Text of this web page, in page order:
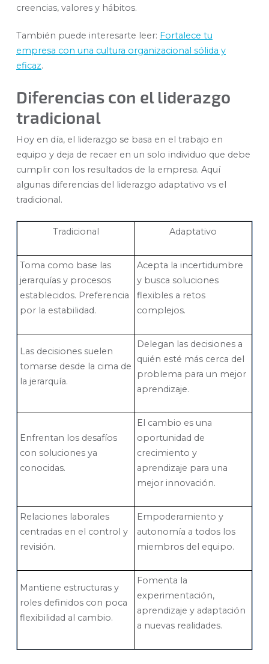
creencias, valores y hábitos.
También puede interesarte leer: Fortalece tu
empresa con una cultura organizacional sólida y
eficaz.
Diferencias con el liderazgo
tradicional
Hoy en día, el liderazgo se basa en el trabajo en
equipo y deja de recaer en un solo individuo que debe
cumplir con los resultados de la empresa. Aquí
algunas diferencias del liderazgo adaptativo vs el
tradicional.
Tradicional Adaptativo
Toma como base las
jerarquías y procesos
establecidos. Preferencia
por la estabilidad.
Acepta la incertidumbre
y busca soluciones
flexibles a retos
complejos.
Las decisiones suelen
tomarse desde la cima de
la jerarquía.
Delegan las decisiones a
quién esté más cerca del
problema para un mejor
aprendizaje.
Enfrentan los desafíos
con soluciones ya
conocidas.
El cambio es una
oportunidad de
crecimiento y
aprendizaje para una
mejor innovación.
Relaciones laborales
centradas en el control y
revisión.
Empoderamiento y
autonomía a todos los
miembros del equipo.
Mantiene estructuras y
roles definidos con poca
flexibilidad al cambio.
Fomenta la
experimentación,
aprendizaje y adaptación
a nuevas realidades.